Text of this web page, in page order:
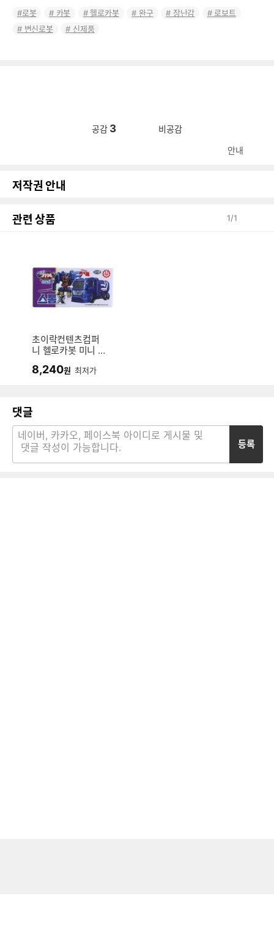
로봇 카봇 헬로카봇 완구 장난감
로보트
변신로봇
신제품
공감 3 비공감
안내
저작권 안내
관련 상품 1/1
초이락컨텐츠컴퍼
니 헬로카봇 미니 스
8,240원 최저가
댓글
등록